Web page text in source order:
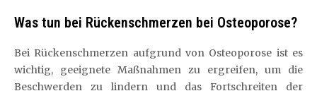
Was tun bei Rückenschmerzen bei Osteoporose?
Bei Rückenschmerzen aufgrund von Osteoporose ist es
wichtig, geeignete Maßnahmen zu ergreifen, um die
Beschwerden zu lindern und das Fortschreiten der